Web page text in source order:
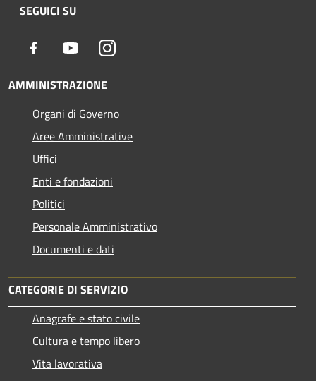
SEGUICI SU
Facebook YoutubeInstagram
AMMINISTRAZIONE
Organi di Governo
Aree Amministrative
Uffici
Enti e fondazioni
Politici
Personale Amministrativo
Documenti e dati
CATEGORIE DI SERVIZIO
Anagrafe e stato civile
Cultura e tempo libero
Vita lavorativa